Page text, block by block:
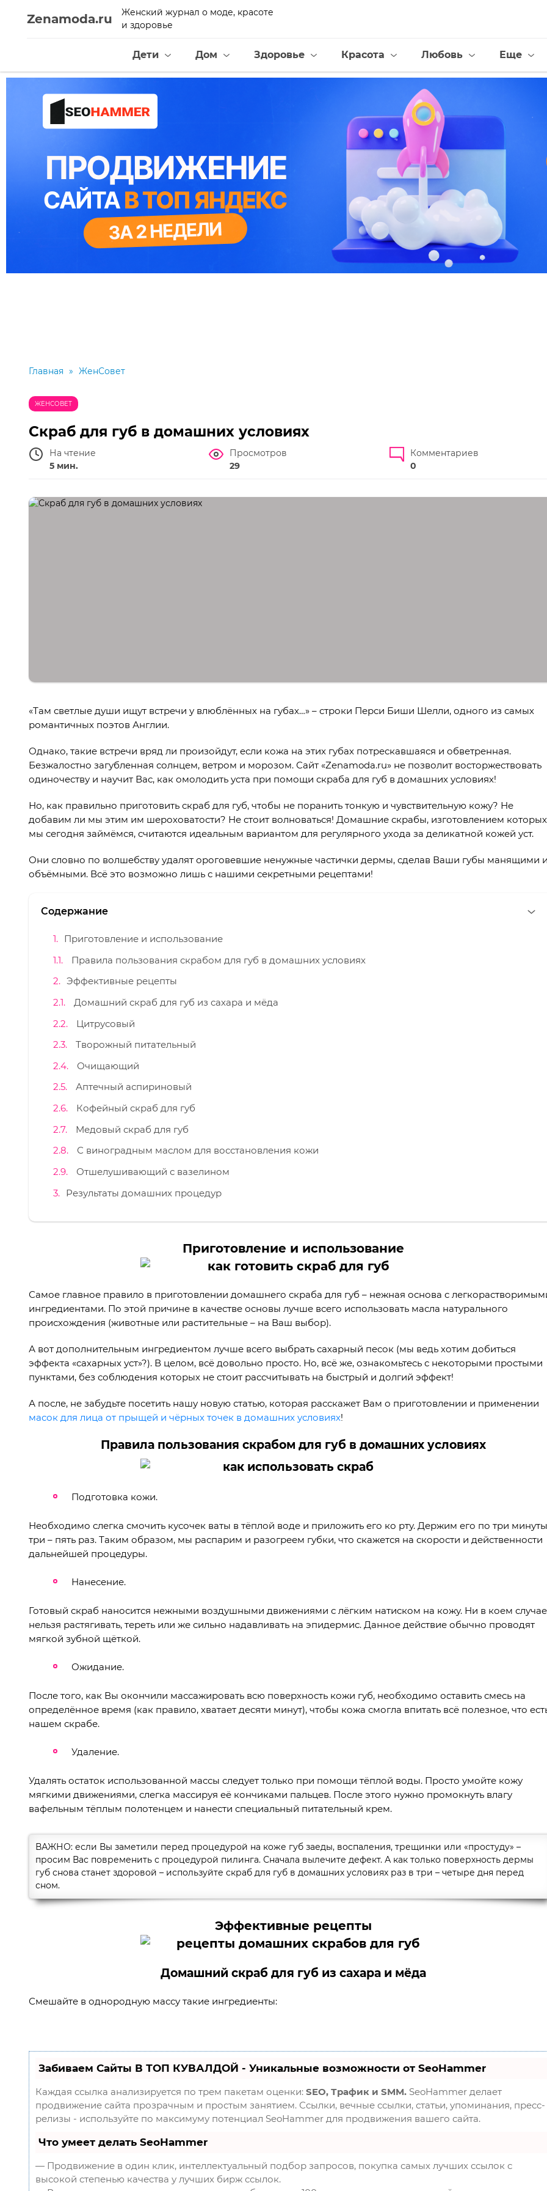
Zenamoda.ru
Женский журнал о моде, красоте
и здоровье
Дети Дом Здоровье Красота Любовь Еще
Главная » ЖенСовет
ЖЕНСОВЕТ
Скраб для губ в домашних условиях
На чтение
5 мин.
Просмотров
29
Комментариев
0
«Там светлые души ищут встречи у влюблённых на губах…» – строки Перси Биши Шелли, одного из самых
романтичных поэтов Англии.
Однако, такие встречи вряд ли произойдут, если кожа на этих губах потрескавшаяся и обветренная.
Безжалостно загубленная солнцем, ветром и морозом. Сайт «Zenamoda.ru» не позволит восторжествовать
одиночеству и научит Вас, как омолодить уста при помощи скраба для губ в домашних условиях!
Но, как правильно приготовить скраб для губ, чтобы не поранить тонкую и чувствительную кожу? Не
добавим ли мы этим им шероховатости? Не стоит волноваться! Домашние скрабы, изготовлением которых
мы сегодня займёмся, считаются идеальным вариантом для регулярного ухода за деликатной кожей уст.
Они словно по волшебству удалят ороговевшие ненужные частички дермы, сделав Ваши губы манящими
объёмными. Всё это возможно лишь с нашими секретными рецептами!
Содержание
Приготовление и использование
Правила пользования скрабом для губ в домашних условиях
Эффективные рецепты
Домашний скраб для губ из сахара и мёда
Цитрусовый
Творожный питательный
Очищающий
Аптечный аспириновый
Кофейный скраб для губ
Медовый скраб для губ
С виноградным маслом для восстановления кожи
Отшелушивающий с вазелином
Результаты домашних процедур
Приготовление и использование
Самое главное правило в приготовлении домашнего скраба для губ – нежная основа с
ингредиентами. По этой причине в качестве основы лучше всего использовать масла натурального
происхождения (животные или растительные – на Ваш выбор).
А вот дополнительным ингредиентом лучше всего выбрать сахарный песок (мы ведь хотим добиться
эффекта «сахарных уст»?). В целом, всё довольно просто. Но, всё же, ознакомьтесь с некоторыми простыми
пунктами, без соблюдения которых не стоит рассчитывать на быстрый и долгий эффект!
А после, не забудьте посетить нашу новую статью, которая расскажет Вам о приготовлении и применении
масок для лица от прыщей и чёрных точек в домашних условиях!
Правила пользования скрабом для губ в домашних условиях
Подготовка кожи.
Необходимо слегка смочить кусочек ваты в тёплой воде и приложить его ко рту. Держим его по три минуты
три – пять раз. Таким образом, мы распарим и разогреем губки, что скажется на скорости и действенности
дальнейшей процедуры.
Нанесение.
Готовый скраб наносится нежными воздушными движениями с лёгким натиском на кожу. Ни в коем случае
нельзя растягивать, тереть или же сильно надавливать на эпидермис. Данное действие обычно проводят
мягкой зубной щёткой.
Ожидание.
После того, как Вы окончили массажировать всю поверхность кожи губ, необходимо оставить смесь на
определённое время (как правило, хватает десяти минут), чтобы кожа смогла впитать всё полезное, что
нашем скрабе.
Удаление.
Удалять остаток использованной массы следует только при помощи тёплой воды. Просто умойте кожу
мягкими движениями, слегка массируя её кончиками пальцев. После этого нужно промокнуть влагу
вафельным тёплым полотенцем и нанести специальный питательный крем.
ВАЖНО: если Вы заметили перед процедурой на коже губ заеды, воспаления, трещинки или «простуду» –
просим Вас повременить с процедурой пилинга. Сначала вылечите дефект. А как только поверхность дермы
губ снова станет здоровой – используйте скраб для губ в домашних условиях раз в три – четыре дня перед
сном.
Эффективные рецепты
Домашний скраб для губ из сахара и мёда
Смешайте в однородную массу такие ингредиенты:
Забиваем Сайты В ТОП КУВАЛДОЙ - Уникальные возможности от SeoHammer
Каждая ссылка анализируется по трем пакетам оценки: SEO, Трафик и SMM. SeoHammer делает
продвижение сайта прозрачным и простым занятием. Ссылки, вечные ссылки, статьи, упоминания, пресс-
релизы - используйте по максимуму потенциал SeoHammer для продвижения вашего сайта.
Что умеет делать SeoHammer
— Продвижение в один клик, интеллектуальный подбор запросов, покупка самых лучших ссылок с
высокой степенью качества у лучших бирж ссылок.